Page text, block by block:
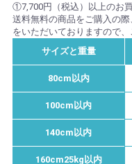
①7,700円（税込）以上のお
送料無料の商品をご購入の
をいただいておりますので、
サイズと重量
80cm以内
100cm以内
140cm以内
160cm25kg以内